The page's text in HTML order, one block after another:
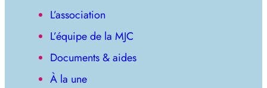
L’association
L’équipe de la MJC
Documents & aides
À la une